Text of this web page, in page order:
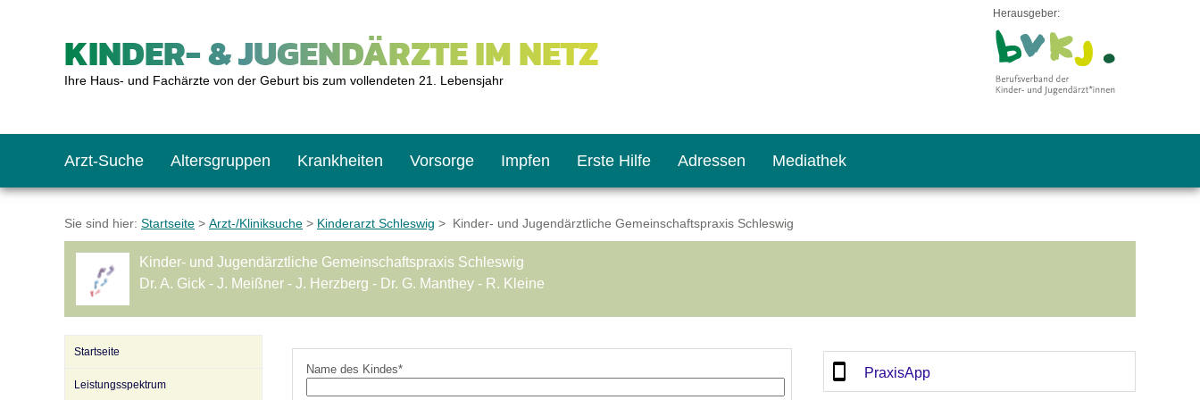
KINDER- & JUGENDÄRZTE IM NETZ
Ihre Haus- und Fachärzte von der Geburt bis zum vollendeten 21. Lebensjahr
Herausgeber:
Arzt-Suche Altersgruppen
Das erste Jahr
Kleinkinder
Jugendliche
Krankheiten Vorsorge
Baby: U1 bis U6
Kleinkind: U7 bis U9
Teenager: J1 bis J2
Impfen
Impfkalender
Impfen: Wann und wie oft?
Impfreaktionen
Erste Hilfe
Notrufnummern
Giftnotruf
Sofortmaßnahmen
Adressen
Notdienste
Sozialpädiatrie
Link-Tipps
Mediathek
BMI-Rechner
Körpergrößen-Rechner
Wachstum-Rechner
Sie sind hier: Startseite > Arzt-/Kliniksuche > Kinderarzt Schleswig > Kinder- und Jugendärztliche Gemeinschaftspraxis Schleswig
Kinder- und Jugendärztliche Gemeinschaftspraxis Schleswig
Dr. A. Gick - J. Meißner - J. Herzberg - Dr. G. Manthey - R. Kleine
Startseite
Leistungsspektrum
Name des Kindes* PraxisApp